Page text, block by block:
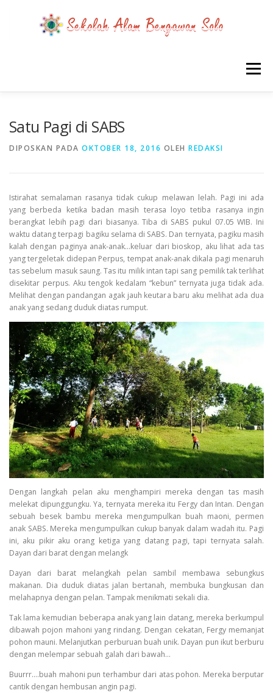
Menu
PROYEK SISWA SABS RILIS MEDIA TENTANG SABS
PPDB SD
Satu Pagi di SABS
DIPOSKAN PADA OKTOBER 18, 2016 OLEH REDAKSI
Istirahat semalaman rasanya tidak cukup melawan lelah. Pagi ini ada
yang berbeda ketika badan masih terasa loyo tetiba rasanya ingin
berangkat lebih pagi dari biasanya. Tiba di SABS pukul 07.05 WIB. Ini
waktu datang terpagi bagiku selama di SABS. Dan ternyata, pagiku masih
kalah dengan paginya anak-anak…keluar dari bioskop, aku lihat ada tas
yang tergeletak didepan Perpus, tempat anak-anak dikala pagi menaruh
tas sebelum masuk saung. Tas itu milik intan tapi sang pemilik tak terlihat
disekitar perpus. Aku tengok kedalam “kebun” ternyata juga tidak ada.
Melihat dengan pandangan agak jauh keutara baru aku melihat ada dua
anak yang sedang duduk diatas rumput.
Dengan langkah pelan aku menghampiri mereka dengan tas masih
melekat dipunggungku. Ya, ternyata mereka itu Fergy dan Intan. Dengan
sebuah besek bambu mereka mengumpulkan buah maoni, permen
anak SABS. Mereka mengumpulkan cukup banyak dalam wadah itu. Pagi
ini, aku pikir aku orang ketiga yang datang pagi, tapi ternyata salah.
Dayan dari barat dengan melangk
Dayan dari barat melangkah pelan sambil membawa sebungkus
makanan. Dia duduk diatas jalan bertanah, membuka bungkusan dan
melahapnya dengan pelan. Tampak menikmati sekali dia.
Tak lama kemudian beberapa anak yang lain datang, mereka berkumpul
dibawah pojon mahoni yang rindang. Dengan cekatan, Fergy memanjat
pohon mauni. Melanjutkan perburuan buah unik. Dayan pun ikut berburu
dengan melempar sebuah galah dari bawah…
Buurrr….buah mahoni pun terhambur dari atas pohon. Mereka berputar
cantik dengan hembusan angin pagi.